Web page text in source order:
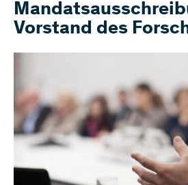
Vorstand des